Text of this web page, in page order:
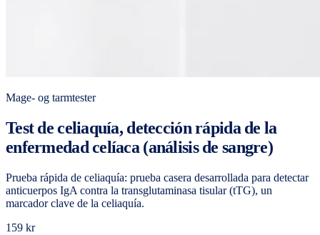
Mage- og tarmtester
Test de celiaquía, detección rápida de la
enfermedad celíaca (análisis de sangre)
Prueba rápida de celiaquía: prueba casera desarrollada para detectar
anticuerpos IgA contra la transglutaminasa tisular (tTG), un
marcador clave de la celiaquía.
159 kr